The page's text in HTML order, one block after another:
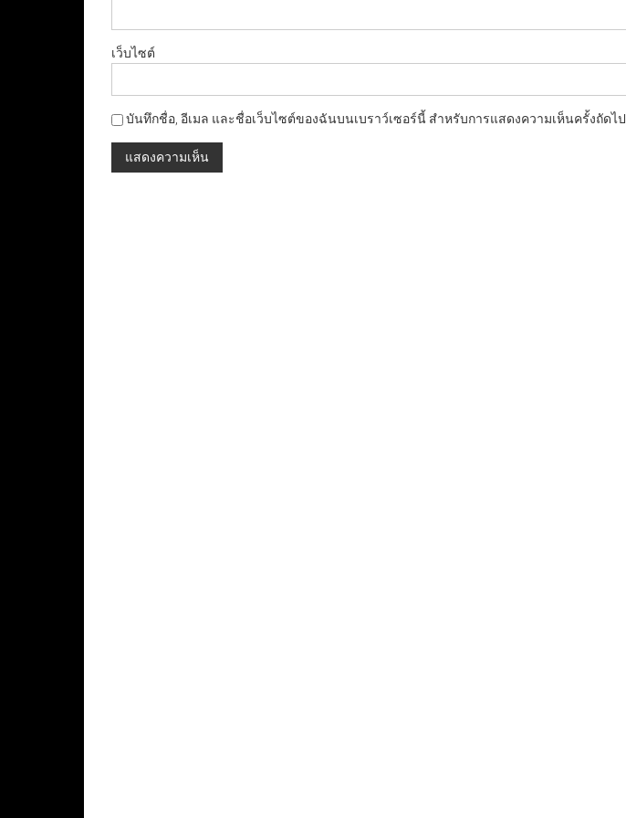
เว็บไซต์
บันทึกชื่อ, อีเมล และชื่อเว็บไซต์ของฉันบนเบราว์เซอร์นี้ สำหรับการแสดงความเห็นครั้งถัดไป